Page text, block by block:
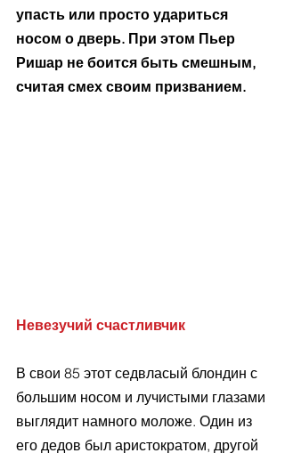
упасть или просто удариться
носом о дверь. При этом Пьер
Ришар не боится быть смешным,
считая смех своим призванием.
Невезучий счастливчик
В свои 85 этот седвласый блондин с
большим носом и лучистыми глазами
выглядит намного моложе. Один из
его дедов был аристократом, другой